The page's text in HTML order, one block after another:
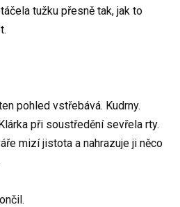
tužku přesně tak, jak to
pohled vstřebává. Kudrny.
při soustředění sevřela rty.
mizí jistota a nahrazuje ji něco